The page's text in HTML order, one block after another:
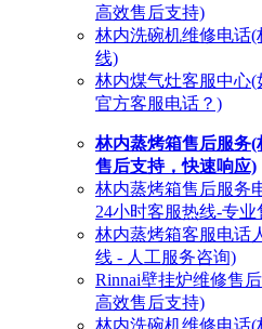
高效售后支持)
林内洗碗机维修电话
线)
林内煤气灶客服中心
官方客服电话？)
林内蒸烤箱售后服务
售后支持，快速响应)
林内蒸烤箱售后服务
24小时客服热线-专业
林内蒸烤箱客服电话
线 - 人工服务咨询)
Rinnai壁挂炉维修售
高效售后支持)
林内洗碗机维修电话